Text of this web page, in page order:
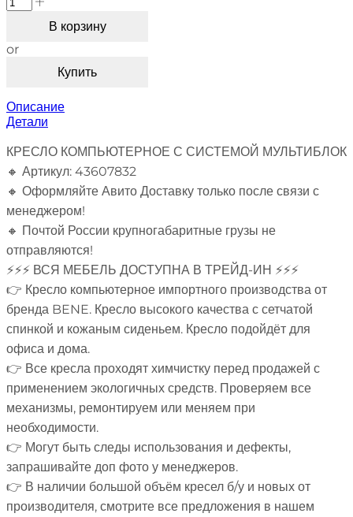
В корзину
or
Купить
Описание
Детали
КРЕСЛО КОМПЬЮТЕРНОЕ С СИСТЕМОЙ МУЛЬТИБЛОК
🔸 Артикул: 43607832
🔸 Оформляйте Авито Доставку только после связи с
менеджером!
🔸 Почтой России крупногабаритные грузы не
отправляются!
⚡⚡⚡ ВСЯ МЕБЕЛЬ ДОСТУПНА В ТРЕЙД-ИН ⚡⚡⚡
👉 Кресло компьютерное импортного производства от
бренда BENE. Кресло высокого качества с сетчатой
спинкой и кожаным сиденьем. Кресло подойдёт для
офиса и дома.
👉 Все кресла проходят химчистку перед продажей с
применением экологичных средств. Проверяем все
механизмы, ремонтируем или меняем при
необходимости.
👉 Могут быть следы использования и дефекты,
запрашивайте доп фото у менеджеров.
👉 В наличии большой объём кресел б/у и новых от
производителя, смотрите все предложения в нашем